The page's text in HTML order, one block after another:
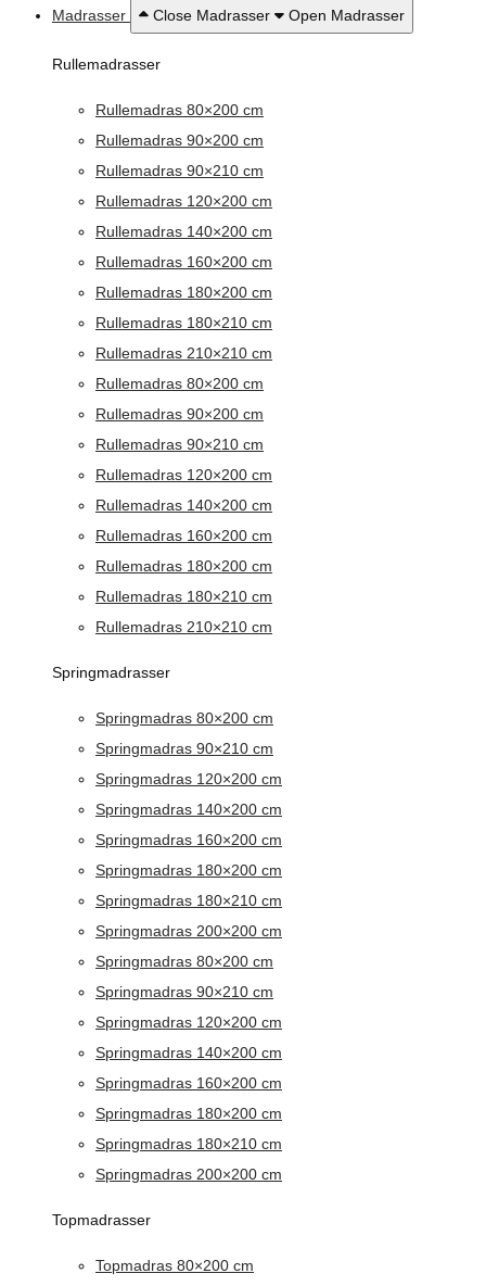
Madrasser
Close Madrasser Open Madrasser
Rullemadrasser
Rullemadras 80×200 cm
Rullemadras 90×200 cm
Rullemadras 90×210 cm
Rullemadras 120×200 cm
Rullemadras 140×200 cm
Rullemadras 160×200 cm
Rullemadras 180×200 cm
Rullemadras 180×210 cm
Rullemadras 210×210 cm
Rullemadras 80×200 cm
Rullemadras 90×200 cm
Rullemadras 90×210 cm
Rullemadras 120×200 cm
Rullemadras 140×200 cm
Rullemadras 160×200 cm
Rullemadras 180×200 cm
Rullemadras 180×210 cm
Rullemadras 210×210 cm
Springmadrasser
Springmadras 80×200 cm
Springmadras 90×210 cm
Springmadras 120×200 cm
Springmadras 140×200 cm
Springmadras 160×200 cm
Springmadras 180×200 cm
Springmadras 180×210 cm
Springmadras 200×200 cm
Springmadras 80×200 cm
Springmadras 90×210 cm
Springmadras 120×200 cm
Springmadras 140×200 cm
Springmadras 160×200 cm
Springmadras 180×200 cm
Springmadras 180×210 cm
Springmadras 200×200 cm
Topmadrasser
Topmadras 80×200 cm